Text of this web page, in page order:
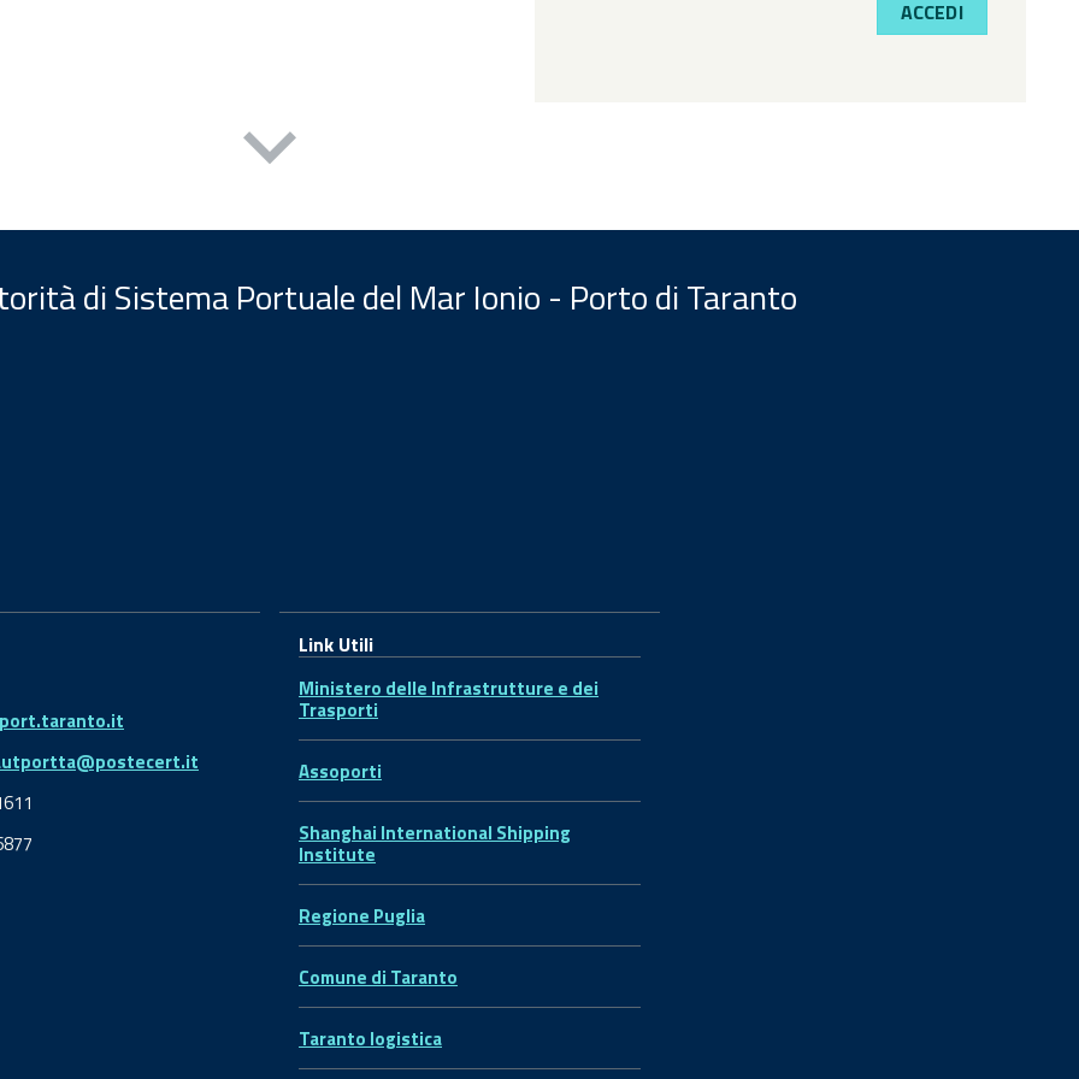
ACCEDI
di Sistema Portuale del Mar Ionio - Porto di Taranto
Link Utili
Ministero delle Infrastrutture e dei
Trasporti
Assoporti
Shanghai International Shipping
Institute
Regione Puglia
Comune di Taranto
Taranto logistica